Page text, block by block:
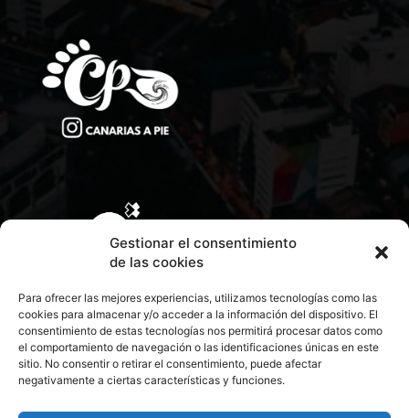
Gestionar el consentimiento
de las cookies
Para ofrecer las mejores experiencias, utilizamos tecnologías como las
cookies para almacenar y/o acceder a la información del dispositivo. El
consentimiento de estas tecnologías nos permitirá procesar datos como
el comportamiento de navegación o las identificaciones únicas en este
sitio. No consentir o retirar el consentimiento, puede afectar
negativamente a ciertas características y funciones.
CONTACTA CON NOSOTROS